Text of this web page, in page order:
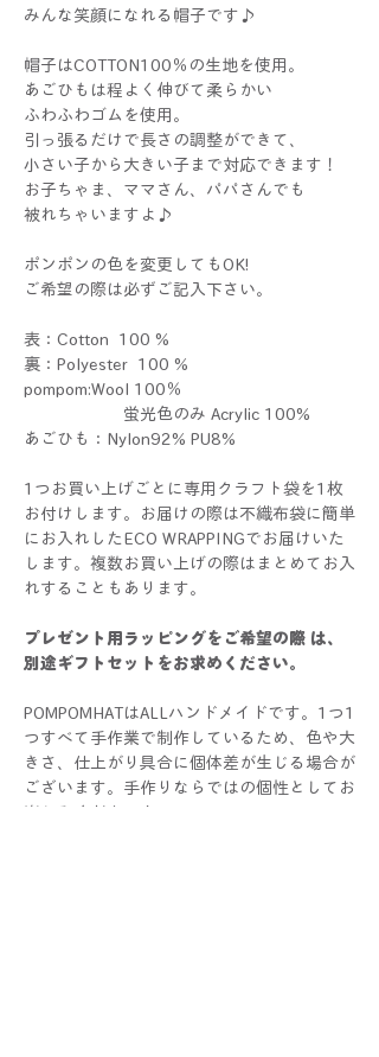
みんな笑顔になれる帽子です♪
帽子はCOTTON100％の生地を使用。
あごひもは程よく伸びて柔らかい
ふわふわゴムを使用。
引っ張るだけで長さの調整ができて、
小さい子から大きい子まで対応できます！
お子ちゃま、ママさん、パパさんでも
被れちゃいますよ♪
ポンポンの色を変更してもOK!
ご希望の際は必ずご記入下さい。
表：Cotton 100 %
裏：Polyester 100 %
pompom:Wool 100％
蛍光色のみ Acrylic 100%
あごひも：Nylon92% PU8%
1つお買い上げごとに専用クラフト袋を1枚
お付けします。お届けの際は不織布袋に簡単
にお入れしたECO WRAPPINGでお届けいた
します。複数お買い上げの際はまとめてお入
れすることもあります。
プレゼント用ラッピングをご希望の際 は、
別途ギフトセットをお求めください。
POMPOMHATはALLハンドメイドです。1つ1
つすべて手作業で制作しているため、色や大
きさ、仕上がり具合に個体差が生じる場合が
ございます。手作りならではの個性としてお